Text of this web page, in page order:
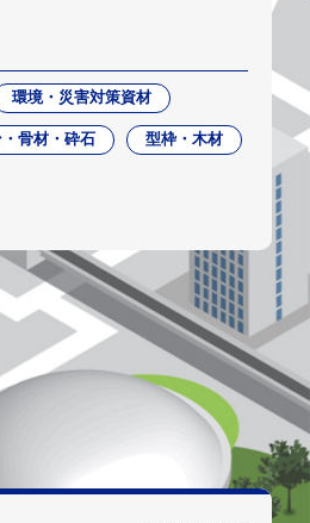
環境・災害対策資材
骨材・砕石 型枠・木材